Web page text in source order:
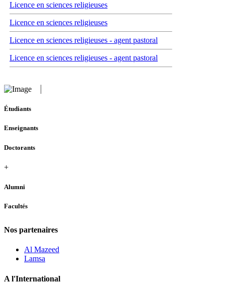
Licence en sciences religieuses
Licence en sciences religieuses
Licence en sciences religieuses - agent pastoral
Licence en sciences religieuses - agent pastoral
Étudiants
Enseignants
Doctorants
+
Alumni
Facultés
Nos partenaires
Al Mazeed
Lamsa
A l'International